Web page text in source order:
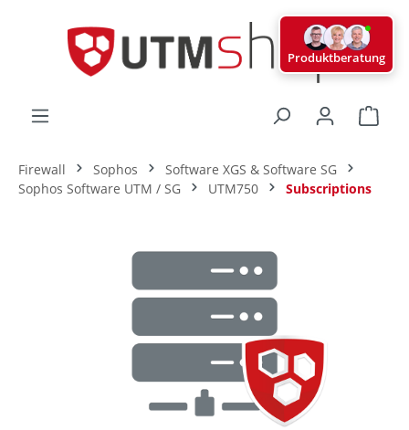
Firewall Sophos
Software XGS & Software SG
Sophos Software UTM / SG
UTM750 Subscriptions
Produktberatung